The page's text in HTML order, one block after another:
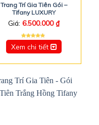
Trang Trí Gia Tiên Gói –
Tifany LUXURY
Giá: 6.500.000₫
Xem chi tiết